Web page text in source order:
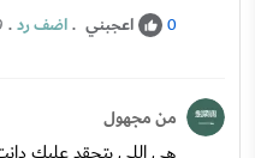
0 اعجبني .اضف رد.
من مجهول